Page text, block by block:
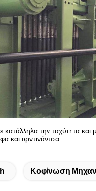
κατάλληλα την ταχύτητα
και ορντινάντσα.
Κοφίνωση